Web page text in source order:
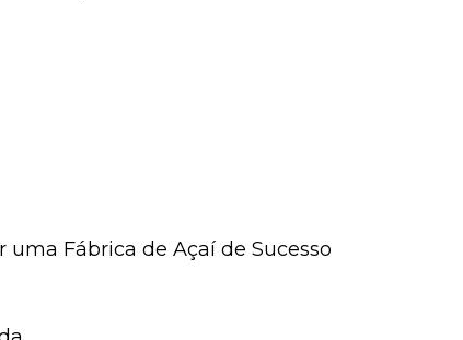
uma Fábrica de Açaí de Sucesso